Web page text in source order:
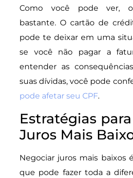
Como você pode ver,
bastante. O cartão de
pode te deixar em uma
se você não pagar a
entender as
suas dívidas, você pode
pode afetar seu CPF.
Estratégias
Juros Mais
Negociar juros mais baixos
que pode fazer toda a